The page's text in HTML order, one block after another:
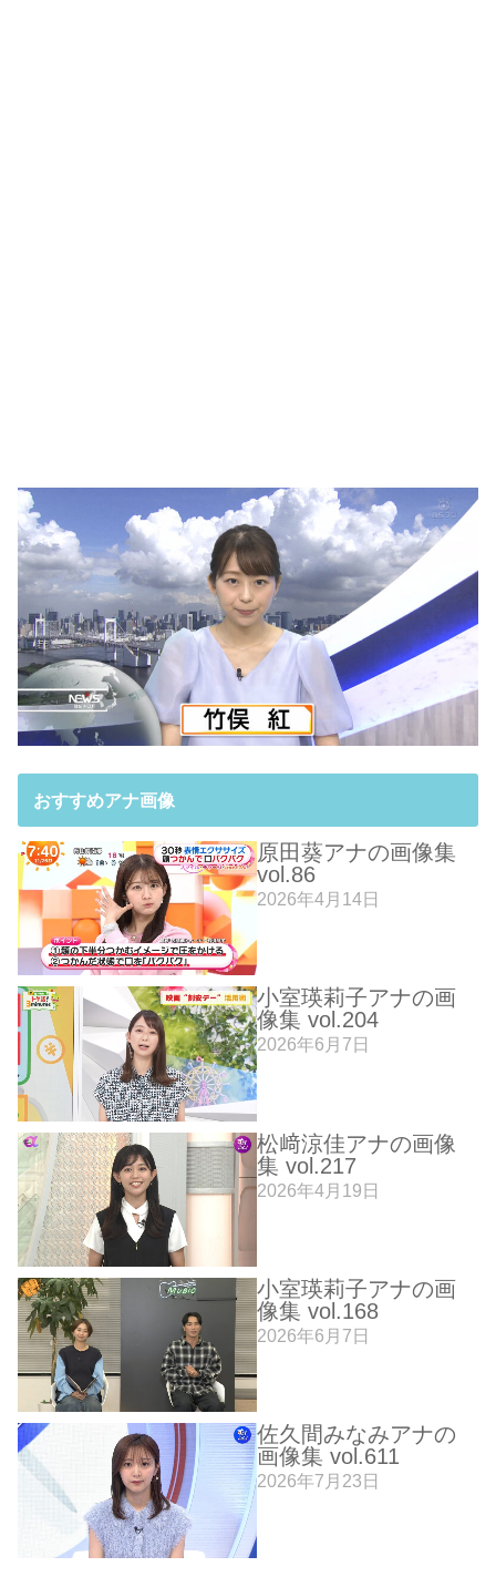
おすすめアナ画像
原田葵アナの画像集
vol.86
2026年4月14日
小室瑛莉子アナの画
像集 vol.204
2026年6月7日
松﨑涼佳アナの画像
集 vol.217
2026年4月19日
小室瑛莉子アナの画
像集 vol.168
2026年6月7日
佐久間みなみアナの
画像集 vol.611
2026年7月23日